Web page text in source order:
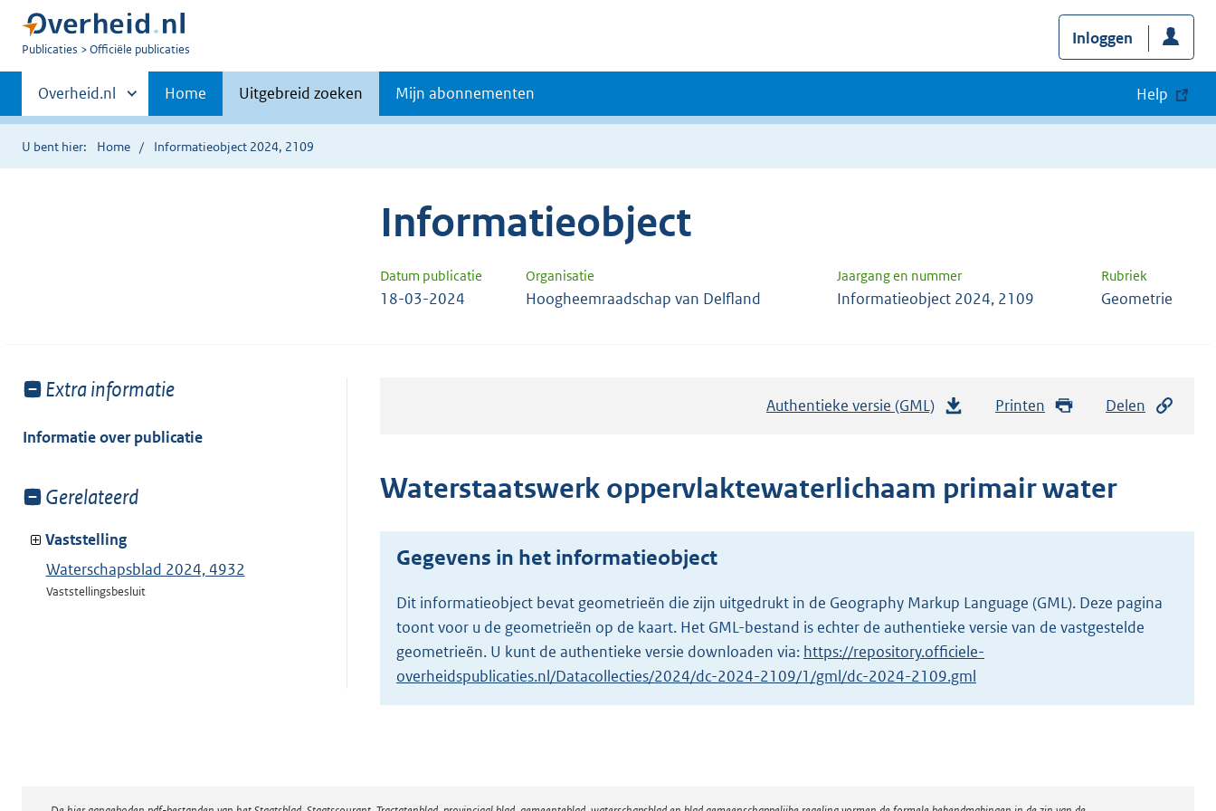
U
Publicaties Officiële publicaties
Inloggen
Primaire
navigatie
Andere
sites
binnen
Overheid.nl Home Uitgebreid zoeken Mijn abonnementen Help
U bent hier: Home Informatieobject 2024, 2109
Informatieobject
Datum publicatie Organisatie Jaargang en nummer Rubriek
18-03-2024 Hoogheemraadschap van Delfland Informatieobject 2024, 2109 Geometrie
Toon
van:
Extra informatie
Informatie over publicatie
Toon
van:
Gerelateerd
Vaststelling
Waterschapsblad 2024, 4932
Vaststellingsbesluit
Authentieke versie (GML)
n
g
r
o
o
Printen Delen
Waterstaatswerk oppervlaktewaterlichaam primair water
Gegevens in het informatieobject
Dit informatieobject bevat geometrieën die zijn uitgedrukt in de Geography Markup Language (GML). Deze pagina
toont voor u de geometrieën op de kaart. Het GML-bestand is echter de authentieke versie van de vastgestelde
geometrieën. U kunt de authentieke versie downloaden via: https://repository.officiele-
overheidspublicaties.nl/Datacollecties/2024/dc-2024-2109/1/gml/dc-2024-2109.gml